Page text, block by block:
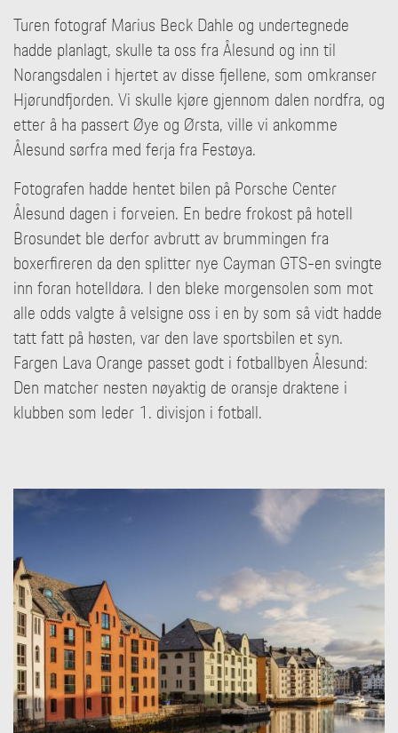
Turen fotograf Marius Beck Dahle og undertegnede
hadde planlagt, skulle ta oss fra Ålesund og inn til
Norangsdalen i hjertet av disse fjellene, som omkranser
Hjørundfjorden. Vi skulle kjøre gjennom dalen nordfra, og
etter å ha passert Øye og Ørsta, ville vi ankomme
Ålesund sørfra med ferja fra Festøya.
Fotografen hadde hentet bilen på Porsche Center
Ålesund dagen i forveien. En bedre frokost på hotell
Brosundet ble derfor avbrutt av brummingen fra
boxerfireren da den splitter nye Cayman GTS-en svingte
inn foran hotelldøra. I den bleke morgensolen som mot
alle odds valgte å velsigne oss i en by som så vidt hadde
tatt fatt på høsten, var den lave sportsbilen et syn.
Fargen Lava Orange passet godt i fotballbyen Ålesund:
Den matcher nesten nøyaktig de oransje draktene i
klubben som leder 1. divisjon i fotball.